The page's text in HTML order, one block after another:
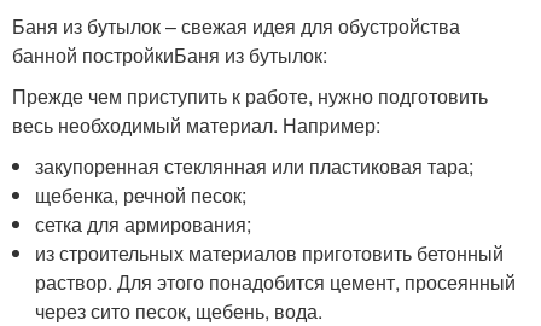
Баня из бутылок – свежая идея для обустройства
банной постройкиБаня из бутылок:
Прежде чем приступить к работе, нужно подготовить
весь необходимый материал. Например:
закупоренная стеклянная или пластиковая тара;
щебенка, речной песок;
сетка для армирования;
из строительных материалов приготовить бетонный
раствор. Для этого понадобится цемент, просеянный
через сито песок, щебень, вода.